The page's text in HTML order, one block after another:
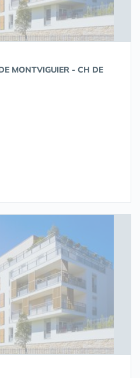
MONTVIGUIER - CH DE